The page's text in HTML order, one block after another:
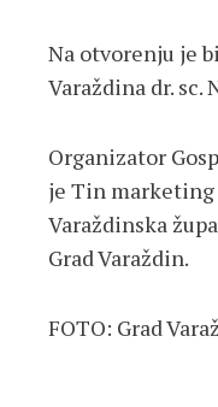
Na otvorenju je
Varaždina dr. sc.
Organizator
je Tin marketing
Varaždinska
Grad Varaždin.
FOTO: Grad